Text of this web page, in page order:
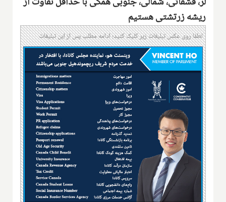
ریشه زرتشتی هستیم
لطفا روی عکس تبلیغات زیر کلیک کنید؛ ادامه مطلب پس از این تبلیغات